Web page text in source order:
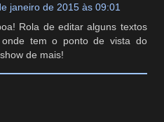
janeiro de 2015 às 09:01
Rola de editar alguns textos
tem o ponto de vista do
de mais!